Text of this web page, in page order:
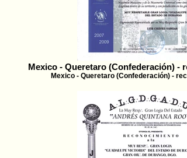
Mexico - Queretaro (Confederación) -
Mexico - Queretaro (Confederación) -